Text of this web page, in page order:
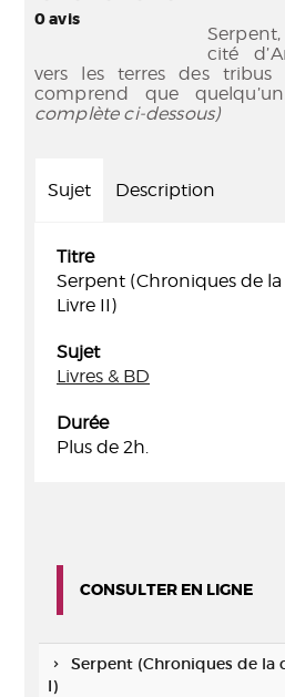
0avis
cité
vers les terres des
comprend que quelqu’un
complète ci-dessous)
Sujet Description
Titre
Serpent (Chroniques de
Livre II)
Sujet
Livres & BD
Durée
Plus de 2h.
CONSULTER EN LIGNE
Serpent (Chroniques de la
I)